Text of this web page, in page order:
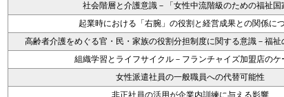
社会階層と介護意識－「女性中流階級のための福祉国
起業時における「右腕」の役割と経営成果との関係に
高齢者介護をめぐる官・民・家族の役割分担制度に関する意識－福祉
組織学習とライフサイクル－フランチャイズ加盟店のケ
女性派遣社員の一般職員への代替可能性
非正社員の活用が企業内訓練に与える影響